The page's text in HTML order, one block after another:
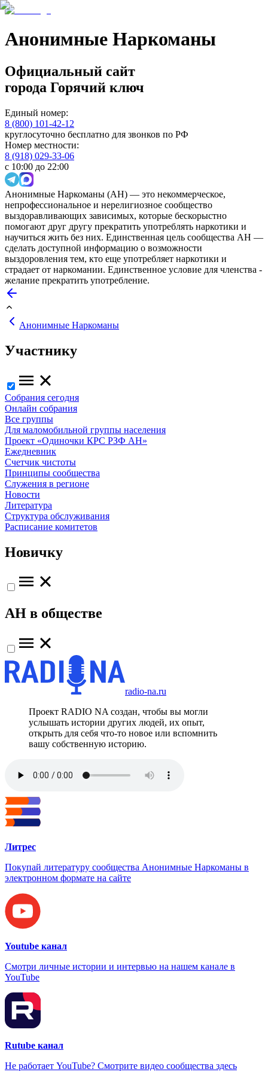
Анонимные Наркоманы
Официальный сайт
города Горячий ключ
Единый номер:
8 (800) 101-42-12
круглосуточно бесплатно для звонков по РФ
Номер местности:
8 (918) 029-33-06
с 10:00 до 22:00
Анонимные Наркоманы (АН) — это некоммерческое,
непрофессиональное и нерелигиозное сообщество
выздоравливающих зависимых, которые бескорыстно
помогают друг другу прекратить употреблять наркотики и
научиться жить без них. Единственная цель сообщества АН —
сделать доступной информацию о возможности
выздоровления тем, кто еще употребляет наркотики и
страдает от наркомании. Единственное условие для членства -
желание прекратить употребление.
Анонимные Наркоманы
Участнику
Собрания сегодня
Онлайн собрания
Все группы
Для маломобильной группы населения
Проект «Одиночки КРС РЗФ АН»
Ежедневник
Счетчик чистоты
Принципы сообщества
Служения в регионе
Новости
Литература
Структура обслуживания
Расписание комитетов
Новичку
АН в обществе
radio-na.ru
Проект RADIO NA создан, чтобы вы могли
услышать истории других людей, их опыт,
открыть для себя что-то новое или вспомнить
вашу собственную историю.
Литрес
Покупай литературу сообщества Анонимные Наркоманы в
электронном формате на сайте
Youtube канал
Смотри личные истории и интервью на нашем канале в
YouTube
Rutube канал
Не работает YouTube? Смотрите видео сообщества здесь